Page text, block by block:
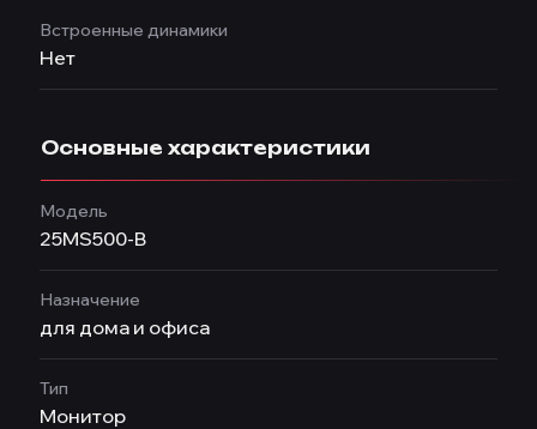
Встроенные динамики
Нет
Основные характеристики
Модель
25MS500-B
Назначение
для дома и офиса
Тип
Монитор